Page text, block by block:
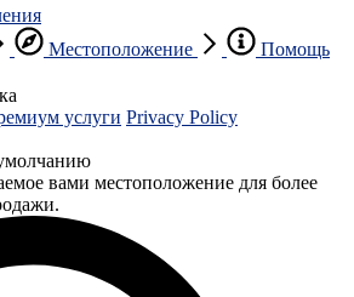
Местоположение Помощь
услуги Privacy Policy
вами местоположение для более